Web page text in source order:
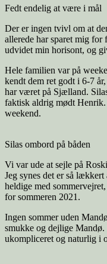
Fedt endelig at være i mål
Der er ingen tvivl om at
allerede har sparet mig for
udvidet min horisont, og
Hele familien var på
kendt dem ret godt i 6-7
har været på Sjælland.
faktisk aldrig mødt
weekend.
Silas ombord på båden
Vi var ude at sejle på
Jeg synes det er så
heldige med
for sommeren 2021.
Ingen sommer uden
smukke og dejlige
ukompliceret og naturlig i